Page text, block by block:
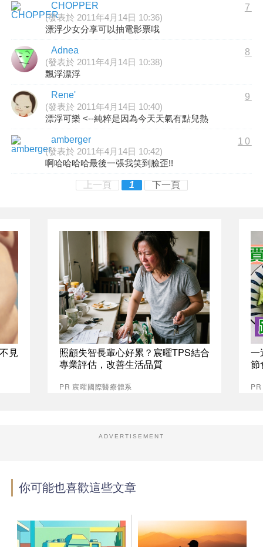
CHOPPER
(發表於 2011年4月14日 10:36)
7
漂浮少女分享可以抽電影票哦
Adnea
(發表於 2011年4月14日 10:38)
8
飄浮漂浮
Rene'
(發表於 2011年4月14日 10:40)
9
漂浮可樂 <--純粹是因為今天天氣有點兒熱
amberger
(發表於 2011年4月14日 10:42)
10
啊哈哈哈哈最後一張我笑到臉歪!!
上一頁 1 下一頁
見
照顧失智長輩心好累？宸曜TPS結合
專業評估，改善生活品質
PR 宸曜國際醫療體系
一
節
ADVERTISEMENT
你可能也喜歡這些文章